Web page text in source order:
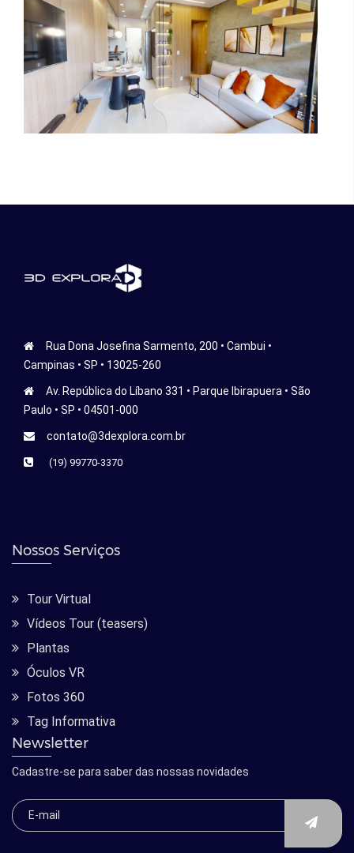
Rua Dona Josefina Sarmento, 200 • Cambui •
Campinas • SP • 13025-260
Av. República do Líbano 331 • Parque Ibirapuera • São
Paulo • SP • 04501-000
contato@3dexplora.com.br
(19) 99770-3370
Nossos Serviços
Tour Virtual
Vídeos Tour (teasers)
Plantas
Óculos VR
Fotos 360
Tag Informativa
Newsletter
Cadastre-se para saber das nossas novidades